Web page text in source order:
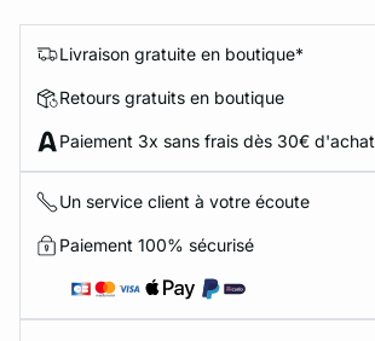
Livraison gratuite en boutique*
Retours gratuits en boutique
Paiement 3x sans frais dès 30€ d'achat
Un service client à votre écoute
Paiement 100% sécurisé